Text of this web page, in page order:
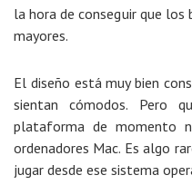
la hora de conseguir que los
mayores.
El diseño está muy bien
sientan cómodos. Pero
plataforma de momento
ordenadores Mac. Es algo
jugar desde ese sistema